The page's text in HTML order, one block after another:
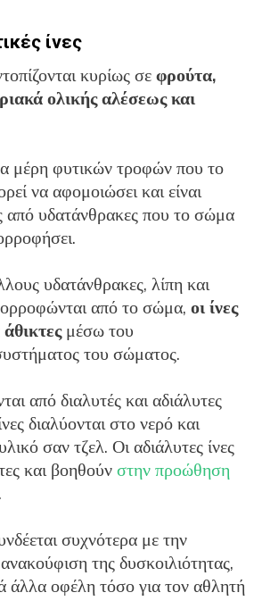
ίνες
κυρίως σεφρούτα,
ολικής αλέσεως και
μέρη φυτικών τροφών που το
να αφομοιώσει και είναι
από υδατάνθρακες που το σώμα
υδατάνθρακες, λίπη και
από το σώμα, οι ίνες
μέσω του
του σώματος.
από διαλυτές και αδιάλυτες
διαλύονται στο νερό και
σαν τζελ. Οι αδιάλυτες ίνες
και βοηθούνστην προώθηση
.
συχνότερα με την
της δυσκοιλιότητας,
άλλα οφέλη τόσο για τον αθλητή